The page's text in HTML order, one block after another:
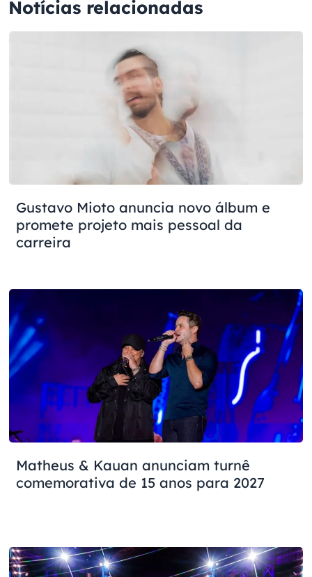
Notícias relacionadas
Gustavo Mioto anuncia novo álbum e
promete projeto mais pessoal da
carreira
Matheus & Kauan anunciam turnê
comemorativa de 15 anos para 2027